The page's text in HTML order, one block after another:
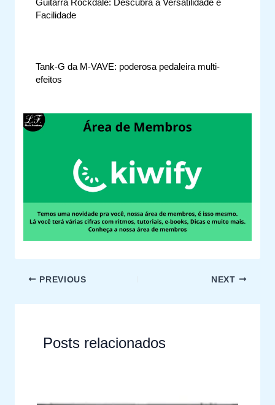
Guitarra Rockdale: Descubra a Versatilidade e
Facilidade
Tank-G da M-VAVE: poderosa pedaleira multi-
efeitos
PREVIOUS NEXT
Posts relacionados